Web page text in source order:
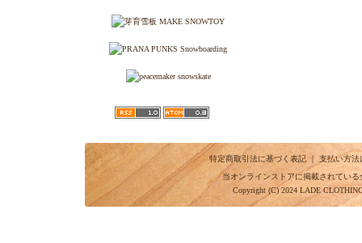
特定商取引法に基づく表記｜ 支払い方法
当オンラインストアに掲載されてい
Copyright (C) 2024 LADE